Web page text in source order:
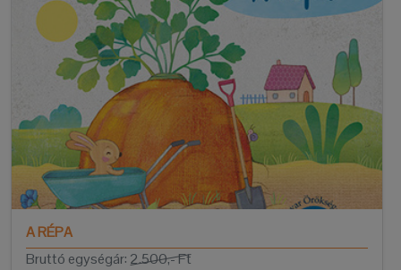
A RÉPA
Bruttó egységár: 2.500,- Ft